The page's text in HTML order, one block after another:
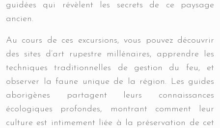
guidées qui révèlent les secrets de ce paysage
ancien.
Au cours de ces excursions, vous pouvez découvrir
des sites d’art rupestre millénaires, apprendre les
techniques traditionnelles de gestion du feu, et
observer la faune unique de la région. Les guides
aborigènes partagent leurs connaissances
écologiques profondes, montrant comment leur
culture est intimement liée à la préservation de cet